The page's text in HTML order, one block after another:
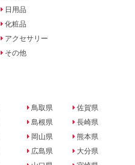
日用品
化粧品
アクセサリー
その他
鳥取県
島根県
岡山県
広島県
佐賀県
長崎県
熊本県
大分県